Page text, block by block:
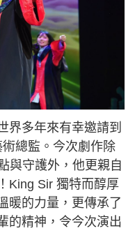
界多年來有幸邀請到
總監。今次劇作除
與守護外，他更親自
King Sir 獨特而醇厚
暖的力量，更傳承了
的精神，令今次演出